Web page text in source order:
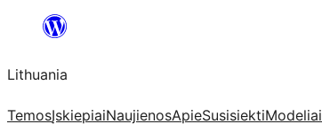
turinio
Lithuania
TemosĮskiepiaiNaujienosApieSusisiektiModeliai